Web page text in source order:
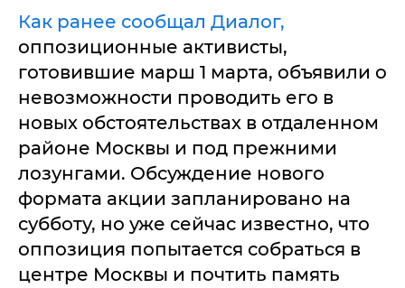
Как ранее сообщал Диалог,
оппозиционные активисты,
готовившие марш 1 марта, объявили о
невозможности проводить его в
новых обстоятельствах в отдаленном
районе Москвы и под прежними
лозунгами. Обсуждение нового
формата акции запланировано на
субботу, но уже сейчас известно, что
оппозиция попытается собраться в
центре Москвы и почтить память